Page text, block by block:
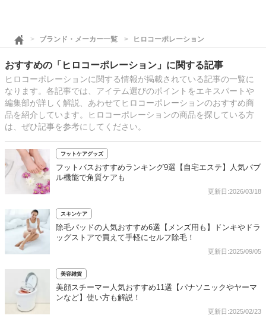
ブランド・メーカー一覧 ヒロコーポレーション
おすすめの「ヒロコーポレーション」に関する記事
ヒロコーポレーションに関する情報が掲載されている記事の一覧に
なります。各記事では、アイテム選びのポイントをエキスパートや
編集部が詳しく解説、あわせてヒロコーポレーションのおすすめ商
品を紹介しています。ヒロコーポレーションの商品を探している方
は、ぜひ記事を参考にしてください。
フットケアグッズ
フットバスおすすめランキング9選【自宅エステ】人気バブ
ル機能で角質ケアも
更新日:2026/03/18
スキンケア
除毛パッドの人気おすすめ6選【メンズ用も】ドンキやドラ
ッグストアで買えて手軽にセルフ除毛！
更新日:2025/09/05
美容雑貨
美顔スチーマー人気おすすめ11選【パナソニックやヤーマ
ンなど】使い方も解説！
更新日:2025/02/23